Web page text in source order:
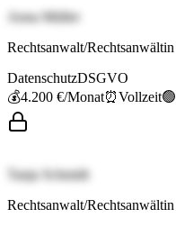
Anna Müller
Rechtsanwalt/Rechtsanwältin
DatenschutzDSGVO
💰4.200 €/Monat⏰Vollzeit🟢
Tanja Schmidt
Rechtsanwalt/Rechtsanwältin